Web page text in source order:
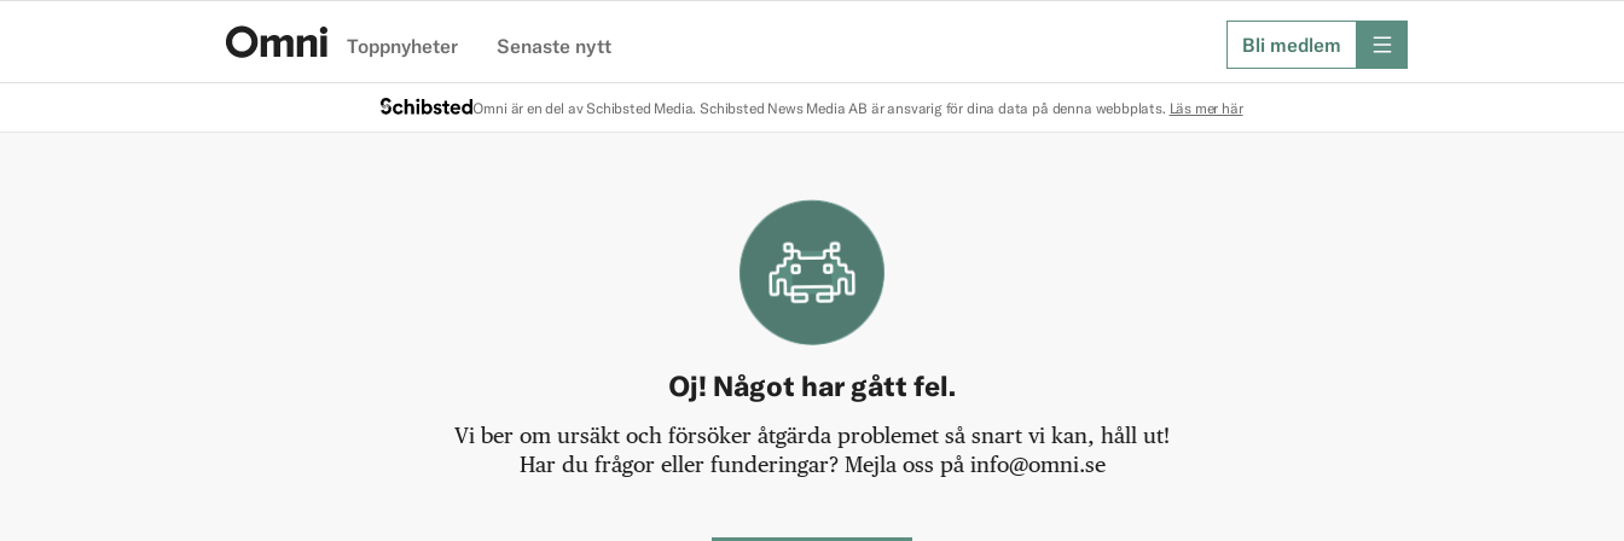
Toppnyheter Senaste nytt Bli medlem meny
Omni är en del av Schibsted Media. Schibsted News Media AB är ansvarig för dina data på denna webbplats. Läs mer här
Oj! Något har gått fel.
Vi ber om ursäkt och försöker åtgärda problemet så snart vi kan, håll ut!
Har du frågor eller funderingar? Mejla oss på info@omni.se